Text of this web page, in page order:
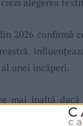
2026 confirmă
unei încăperi.
mai înaltă
la podea. O